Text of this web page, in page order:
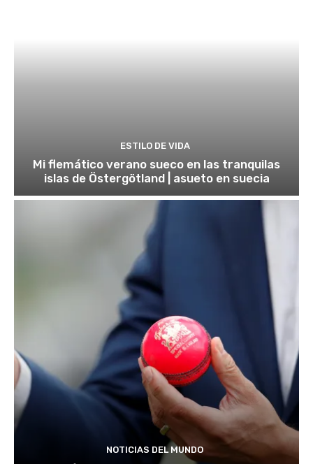
ESTILO DE VIDA
Mi flemático verano sueco en las tranquilas
islas de Östergötland | asueto en suecia
NOTICIAS DEL MUNDO